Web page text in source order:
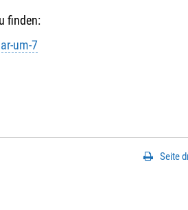
finden:
um-7
Seite